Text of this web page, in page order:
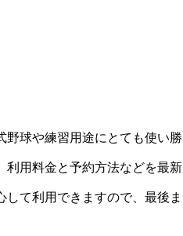
野球や練習用途にとても使い勝
利用料金と予約方法などを最新
て利用できますので、最後ま